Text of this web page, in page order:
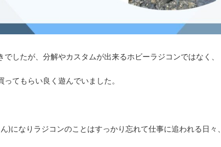
したが、分解やカスタムが出来るホビーラジコンではなく、
てもらい良く遊んでいました。
)になりラジコンのことはすっかり忘れて仕事に追われる日々、